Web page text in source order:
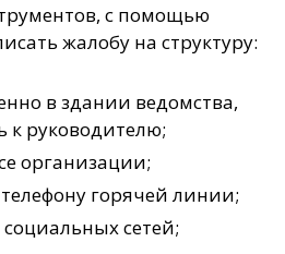
с помощью
жалобу на структуру:
в здании ведомства,
к руководителю;
организации;
горячей линии;
сетей;